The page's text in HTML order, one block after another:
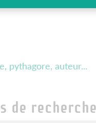
de recherche